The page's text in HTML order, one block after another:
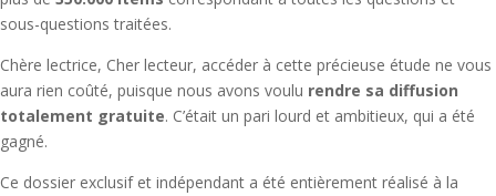
sous-questions traitées.
Chère lectrice, Cher lecteur, accéder à cette précieuse étude ne vous
aura rien coûté, puisque nous avons voulu rendre sa diffusion
totalement gratuite. C’était un pari lourd et ambitieux, qui a été
gagné.
Ce dossier exclusif et indépendant a été entièrement réalisé à la